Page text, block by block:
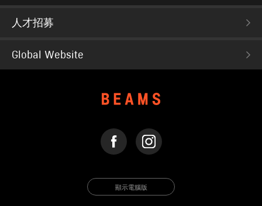
人才招募
Global Website
顯示電腦版